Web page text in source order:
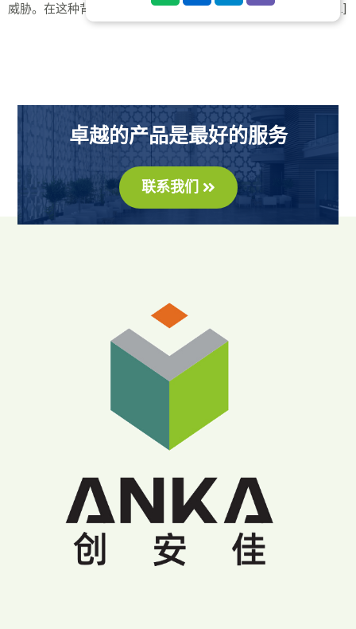
威胁。在这种背景下，提高火灾防范意识、采取有效预防措施 […]
卓越的产品是最好的服务
联系我们